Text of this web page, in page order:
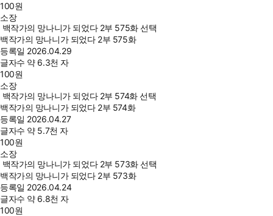
100원
소장
백작가의 망나니가 되었다 2부 575화 선택
백작가의 망나니가 되었다 2부 575화
등록일 2026.04.29
글자수 약 6.3천 자
100원
소장
백작가의 망나니가 되었다 2부 574화 선택
백작가의 망나니가 되었다 2부 574화
등록일 2026.04.27
글자수 약 5.7천 자
100원
소장
백작가의 망나니가 되었다 2부 573화 선택
백작가의 망나니가 되었다 2부 573화
등록일 2026.04.24
글자수 약 6.8천 자
100원